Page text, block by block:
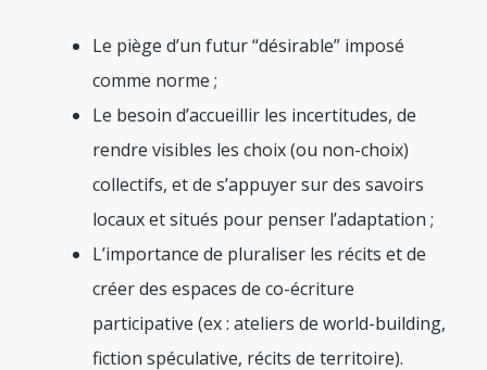
Le piège d’un futur “désirable” imposé
comme norme ;
Le besoin d’accueillir les incertitudes, de
rendre visibles les choix (ou non-choix)
collectifs, et de s’appuyer sur des savoirs
locaux et situés pour penser l’adaptation ;
L’importance de pluraliser les récits et de
créer des espaces de co-écriture
participative (ex : ateliers de world-building,
fiction spéculative, récits de territoire).